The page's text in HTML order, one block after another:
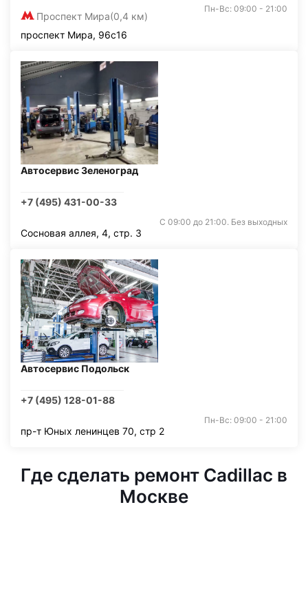
Проспект Мира(0,4 км)
Пн-Вс: 09:00 - 21:00
проспект Мира, 96с16
Автосервис Зеленоград
+7 (495) 431-00-33
С 09:00 до 21:00. Без выходных
Сосновая аллея, 4, стр. 3
Автосервис Подольск
+7 (495) 128-01-88
Пн-Вс: 09:00 - 21:00
пр-т Юных ленинцев 70, стр 2
Где сделать ремонт Cadillac в
Москве